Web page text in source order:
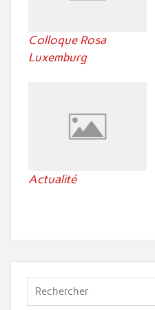
Colloque Rosa
Luxemburg
Actualité